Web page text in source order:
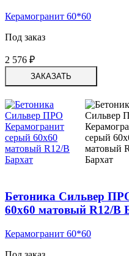
Керамогранит 60*60
Под заказ
2 576 ₽
ЗАКАЗАТЬ
Бетоника Сильвер
60х60 матовый R12/B
Керамогранит 60*60